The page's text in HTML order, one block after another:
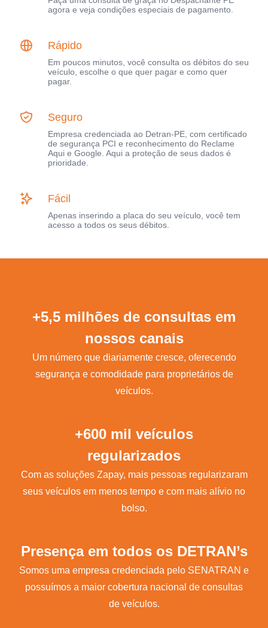
agora e veja condições especiais de pagamento.
Rápido
Em poucos minutos, você consulta os débitos do seu
veículo, escolhe o que quer pagar e como quer
pagar.
Seguro
Empresa credenciada ao Detran-PE, com certificado
de segurança PCI e reconhecimento do Reclame
Aqui e Google. Aqui a proteção de seus dados é
prioridade.
Fácil
Apenas inserindo a placa do seu veículo, você tem
acesso a todos os seus débitos.
+5,5 milhões de consultas em
nossos canais
Um número que diariamente cresce, oferecendo
segurança e comodidade para proprietários de
veículos.
+600 mil veículos
regularizados
Com as soluções Zapay, mais pessoas regularizaram
seus veículos em menos tempo e com mais alívio no
bolso.
Presença em todos os DETRAN’s
Somos uma empresa credenciada pelo SENATRAN e
possuímos a maior cobertura nacional de consultas
de veículos.